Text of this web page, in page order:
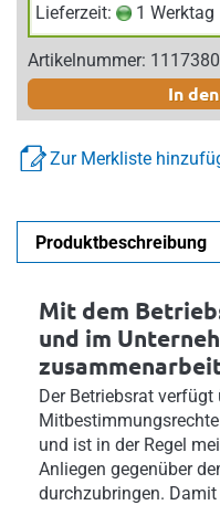
Lieferzeit:
1 Werktag
Artikelnummer: 1117380
In
Zur Merkliste
Produktbeschreibung
Mit dem
und im
Der Betriebsrat
und ist in der Regel
Anliegen gegenüber
durchzubringen. Damit